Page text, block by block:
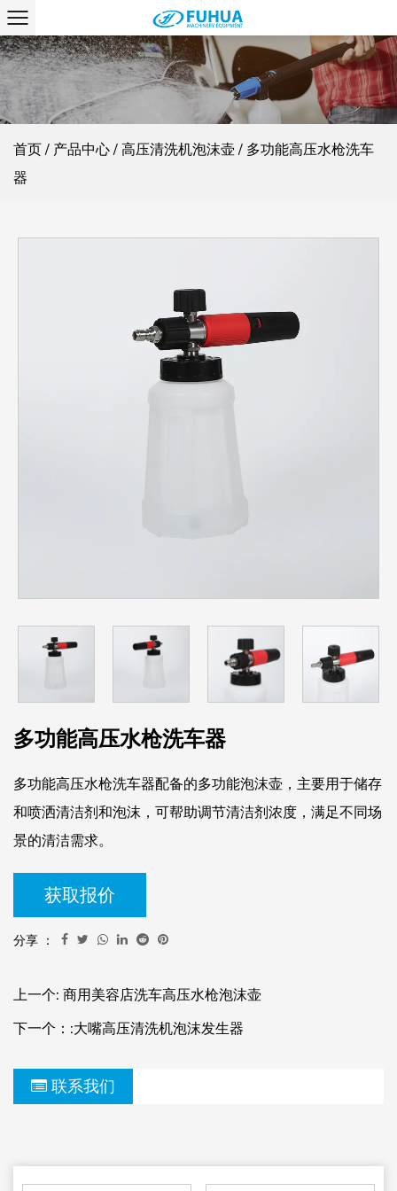
首页 / 产品中心 / 高压清洗机泡沫壶 / 多功能高压水枪洗车
器
多功能高压水枪洗车器
多功能高压水枪洗车器配备的多功能泡沫壶，主要用于储存
和喷洒清洁剂和泡沫，可帮助调节清洁剂浓度，满足不同场
景的清洁需求。
获取报价
分享 ：
上一个: 商用美容店洗车高压水枪泡沫壶
下一个：:大嘴高压清洗机泡沫发生器
联系我们